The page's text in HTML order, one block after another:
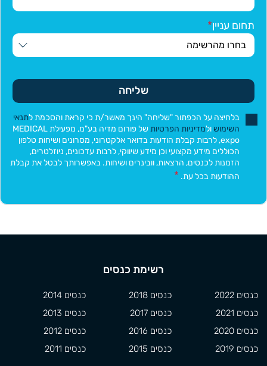
תחום עניין
שליחה
בלחיצה על הכפתור "שליחה" הינך מאשר/ת כי קראת והסכמת לתנאי
השימוש ולמדיניות הפרטיות
של פורום מדיה בע"מ, מפעילת MEDICAL
expo, לרבות קבלת הודעות בדואר אלקטרוני, מסרונים ושיחות טלפון
הכוללים מידע מקצועי וכן מידע שיווקי, לרבות עדכונים, ניוזלטרים,
הזמנות לכנסים, הרצאות, וובינרים ושיחות. באפשרותך לבטל את קבלת
ההודעות בכל עת.
רשימת כנסים
כנסים 2022
כנסים 2021
כנסים 2020
כנסים 2019
כנסים 2018
כנסים 2017
כנסים 2016
כנסים 2015
כנסים 2014
כנסים 2013
כנסים 2012
כנסים 2011